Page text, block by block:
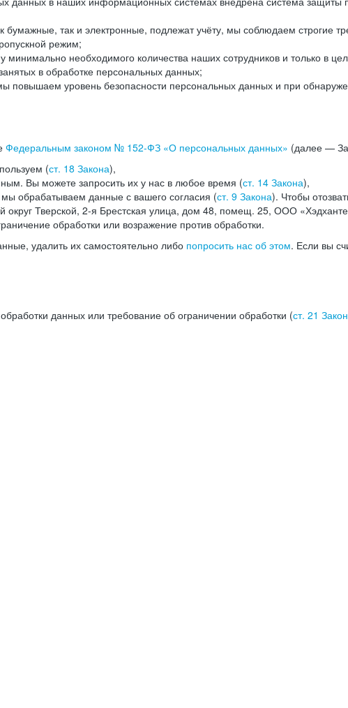
так и электронные, подлежат учёту, мы соблюдаем строгие
режим;
минимально необходимого количества наших сотрудников и только в
в обработке персональных данных;
повышаем уровень безопасности персональных данных и при
Федеральным законом № 152-ФЗ «О персональных данных» (далее —
(ст. 18 Закона),
Вы можете запросить их у нас в любое время (ст. 14 Закона),
мы обрабатываем данные с вашего согласия (ст. 9 Закона). Чтобы
округ Тверской, 2-я Брестская улица, дом 48, помещ. 25, ООО
обработки или возражение против обработки.
удалить их самостоятельно либо попросить нас об этом. Если вы
данных или требование об ограничении обработки (ст. 21